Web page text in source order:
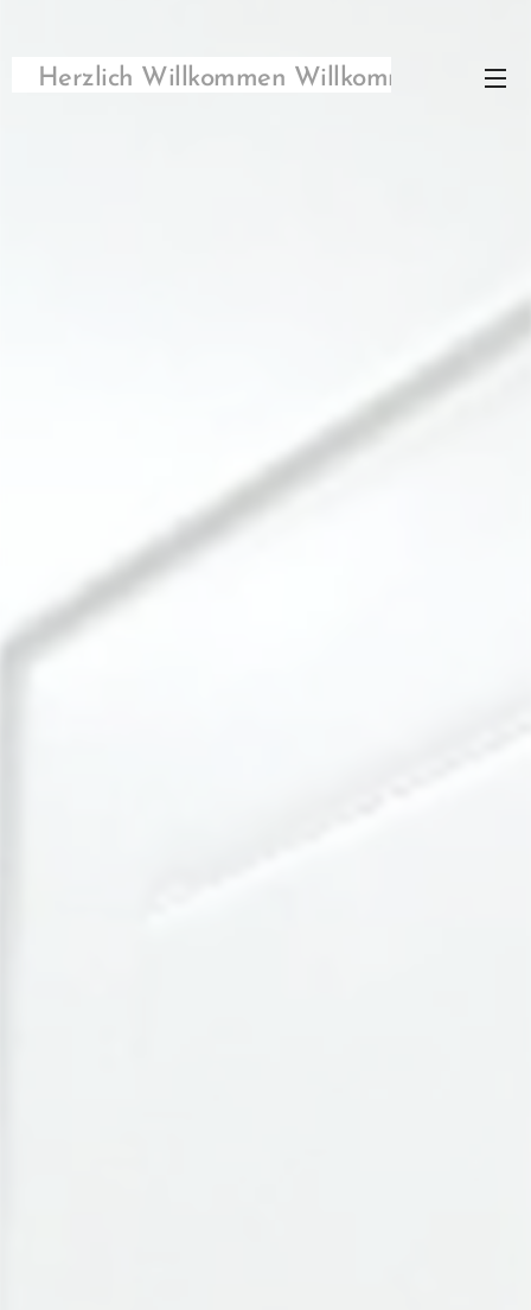
Herzlich Willkommen Willkommen